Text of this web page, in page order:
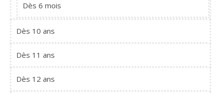
Dès 6 mois
Dès 10 ans
Dès 11 ans
Dès 12 ans